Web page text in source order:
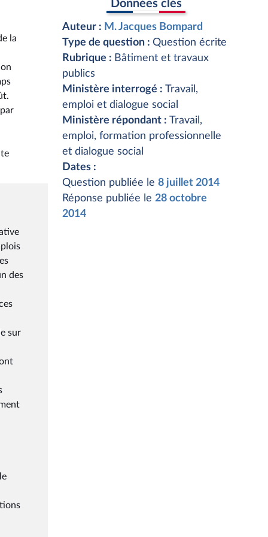
la
des
sur
Données clés
Auteur : M. Jacques Bompard
Type de question : Question écrite
Rubrique : Bâtiment et travaux
publics
Ministère interrogé : Travail,
emploi et dialogue social
Ministère répondant : Travail,
emploi, formation professionnelle
et dialogue social
Dates :
Question publiée le 8 juillet 2014
Réponse publiée le 28 octobre
2014